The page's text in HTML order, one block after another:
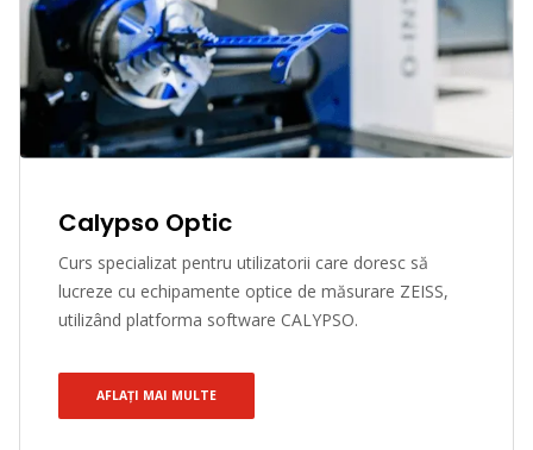
Calypso Optic
Curs specializat pentru utilizatorii care doresc să
lucreze cu echipamente optice de măsurare ZEISS,
utilizând platforma software CALYPSO.
AFLAȚI MAI MULTE